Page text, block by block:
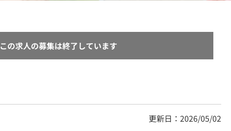
この求人の募集は終了しています
更新日：2026/05/02